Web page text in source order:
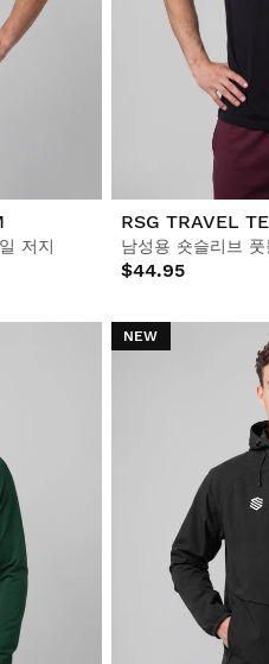
저지
RSG TRAVEL
남성용 숏슬리브
$44.95
NEW